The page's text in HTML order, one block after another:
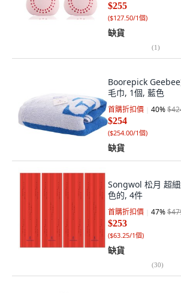
$255
($127.50/1個)
缺貨
(1)
Boorepick
毛巾, 1個, 藍色
首購折扣價 40%
$254
($254.00/1個)
缺貨
Songwol 松月 超
色的, 4件
首購折扣價 47%
$253
($63.25/1個)
缺貨
(30)